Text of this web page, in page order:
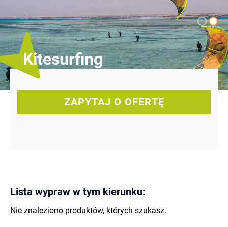
Kitesurfing
ZAPYTAJ O OFERTĘ
Lista wypraw w tym kierunku:
Nie znaleziono produktów, których szukasz.